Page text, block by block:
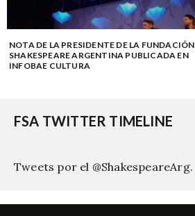
NOTA DE LA PRESIDENTE DE LA FUNDACIÓN
SHAKESPEARE ARGENTINA PUBLICADA EN
INFOBAE CULTURA
FSA TWITTER TIMELINE
Tweets por el @ShakespeareArg.